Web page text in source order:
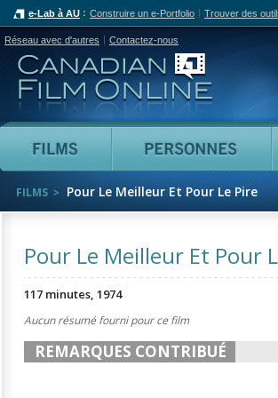
e-Lab à AU Construire un e-Portfolio Trouver des
Réseau avec d'autres Contactez-nous
Films
FILMS Pour Le Meilleur Et Pour Le Pire
Pour Le Meilleur Et Pour
117 minutes, 1974
Aucun résumé fourni pour ce film
REMARQUES CONTRIBUÉ